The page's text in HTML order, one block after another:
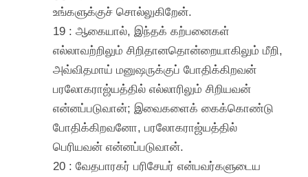
உங்களுக்குச் சொல்லுகிறேன்.
19 : ஆகையால், இந்தக் கற்பனைகள்
எல்லாவற்றிலும் சிறிதானதொன்றையாகிலும் மீறி,
அவ்விதமாய் மனுஷருக்குப் போதிக்கிறவன்
பரலோகராஜ்யத்தில் எல்லாரிலும் சிறியவன்
என்னப்படுவான்; இவைகளைக் கைக்கொண்டு
போதிக்கிறவனோ, பரலோகராஜ்யத்தில்
பெரியவன் என்னப்படுவான்.
20 : வேதபாரகர் பரிசேயர் என்பவர்களுடைய